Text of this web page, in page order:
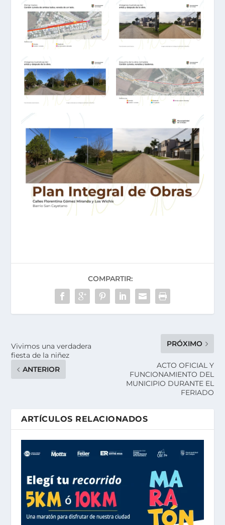
COMPARTIR:
Vivimos una verdadera
fiesta de la niñez
ANTERIOR
PRÓXIMO
ACTO OFICIAL Y
FUNCIONAMIENTO DEL
MUNICIPIO DURANTE EL
FERIADO
ARTÍCULOS RELACIONADOS